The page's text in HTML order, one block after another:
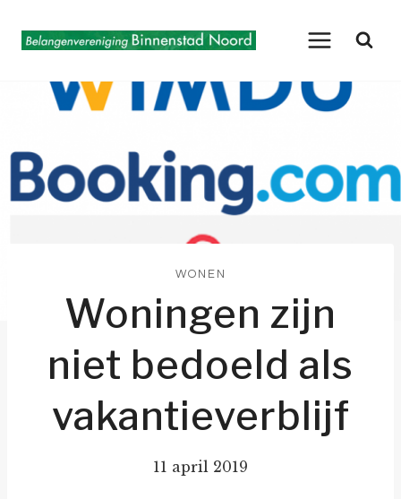
naar
WONEN
Woningen zijn
niet bedoeld als
vakantieverblijf
11 april 2019